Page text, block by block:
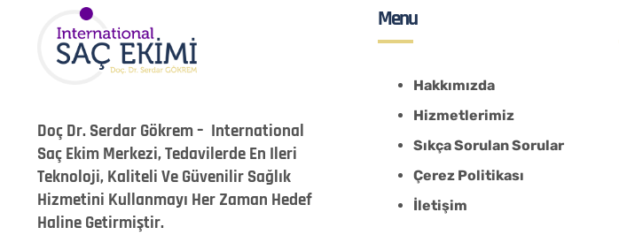
Doç Dr. Serdar Gökrem – International
Saç Ekim Merkezi, Tedavilerde En Ileri
Teknoloji, Kaliteli Ve Güvenilir Sağlık
Hizmetini Kullanmayı Her Zaman Hedef
Haline Getirmiştir.
Menu
Hakkımızda
Hizmetlerimiz
Sıkça Sorulan Sorular
Çerez Politikası
İletişim